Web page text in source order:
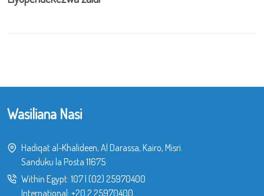
Wasiliana Nasi
Hadiqat al-Khalideen, Al Darassa, Kairo, Misri.
Sanduku la Posta 11675
Within Egypt: 107| (02) 25970400
International: +20 2 25970400